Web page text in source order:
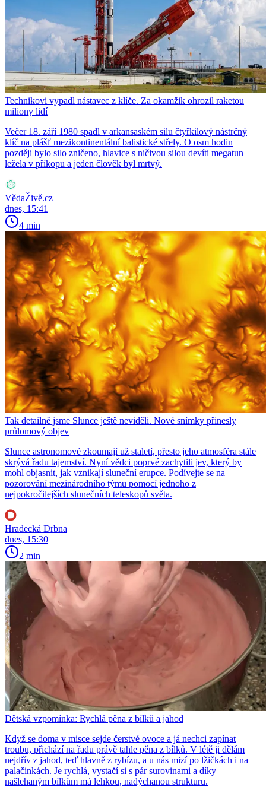
Technikovi vypadl nástavec z klíče. Za okamžik ohrozil raketou
miliony lidí
Večer 18. září 1980 spadl v arkansaském silu čtyřkilový nástrčný
klíč na plášť mezikontinentální balistické střely. O osm hodin
později bylo silo zničeno, hlavice s ničivou silou devíti megatun
ležela v příkopu a jeden člověk byl mrtvý.
VědaŽivě.cz
dnes, 15:41
4 min
Tak detailně jsme Slunce ještě neviděli. Nové snímky přinesly
průlomový objev
Slunce astronomové zkoumají už staletí, přesto jeho atmosféra stále
skrývá řadu tajemství. Nyní vědci poprvé zachytili jev, který by
mohl objasnit, jak vznikají sluneční erupce. Podívejte se na
pozorování mezinárodního týmu pomocí jednoho z
nejpokročilejších slunečních teleskopů světa.
Hradecká Drbna
dnes, 15:30
2 min
Dětská vzpomínka: Rychlá pěna z bílků a jahod
Když se doma v misce sejde čerstvé ovoce a já nechci zapínat
troubu, přichází na řadu právě tahle pěna z bílků. V létě ji dělám
nejdřív z jahod, teď hlavně z rybízu, a u nás mizí po lžičkách i na
palačinkách. Je rychlá, vystačí si s pár surovinami a díky
našlehaným bílkům má lehkou, nadýchanou strukturu.